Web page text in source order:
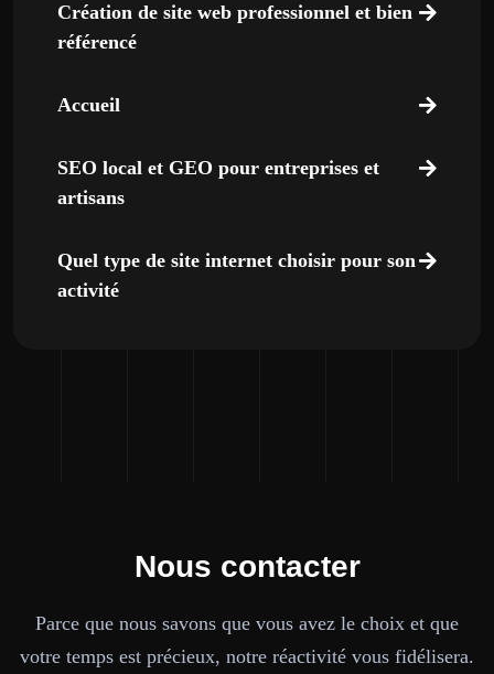
Création de site web professionnel et bien
référencé
Accueil
SEO local et GEO pour entreprises et
artisans
Quel type de site internet choisir pour son
activité
Nous contacter
Parce que nous savons que vous avez le choix et que
votre temps est précieux, notre réactivité vous fidélisera.